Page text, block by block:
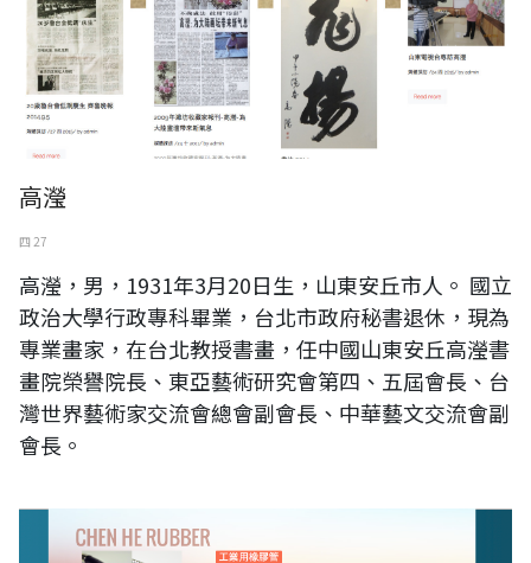
高瀅
四 27
高瀅，男，1931年3月20日生，山東安丘市人。 國立
政治大學行政專科畢業，台北市政府秘書退休，現為
專業畫家，在台北教授書畫，任中國山東安丘高瀅書
畫院榮譽院長、東亞藝術研究會第四、五屆會長、台
灣世界藝術家交流會總會副會長、中華藝文交流會副
會長。